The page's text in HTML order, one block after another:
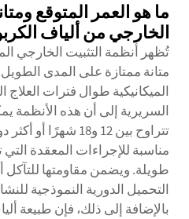
ما هو العمر المتوقع
الخارجي من ألياف
تُظهر أنظمة التثبيت الخارجي
متانة ممتازة على المدى
الميكانيكية طوال فترات
السريرية إلى أن هذه الأنظمة
تتراوح بين 12 و18
مناسبة للإجراءات المعقدة التي
طويلة. ويضمن مقاومتها للتآكل
التحميل الدورية النموذجية
بالإضافة إلى ذلك، فإن طبيعة